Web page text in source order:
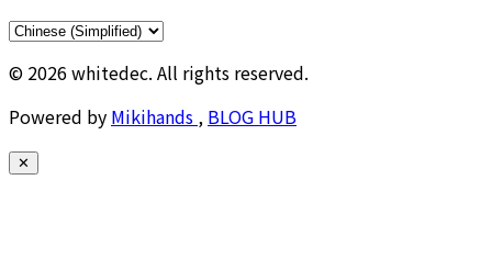
© 2026 whitedec. All rights reserved.
Powered by Mikihands , BLOG HUB
✕